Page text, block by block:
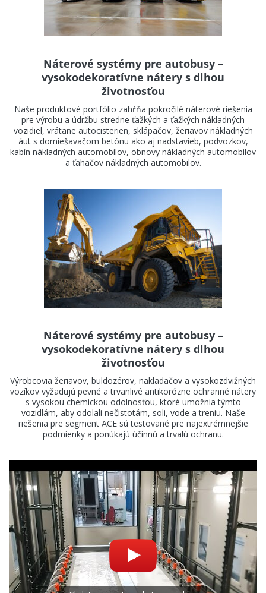
Náterové systémy pre autobusy –
vysokodekoratívne nátery s dlhou
životnosťou
Naše produktové portfólio zahŕňa pokročilé náterové riešenia
pre výrobu a údržbu stredne ťažkých a ťažkých nákladných
vozidiel, vrátane autocisterien, sklápačov, žeriavov nákladných
áut s domiešavačom betónu ako aj nadstavieb, podvozkov,
kabín nákladných automobilov, obnovy nákladných automobilov
a ťahačov nákladných automobilov.
Náterové systémy pre autobusy –
vysokodekoratívne nátery s dlhou
životnosťou
Výrobcovia žeriavov, buldozérov, nakladačov a vysokozdvižných
vozíkov vyžadujú pevné a trvanlivé antikorózne ochranné nátery
s vysokou chemickou odolnosťou, ktoré umožnia týmto
vozidlám, aby odolali nečistotám, soli, vode a treniu. Naše
riešenia pre segment ACE sú testované pre najextrémnejšie
podmienky a ponúkajú účinnú a trvalú ochranu.